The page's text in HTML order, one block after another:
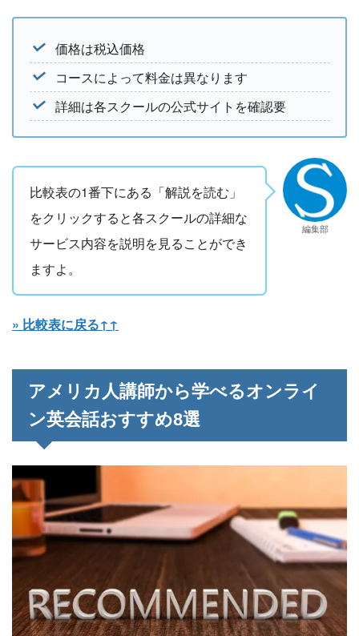
価格は税込価格
コースによって料金は異なります
詳細は各スクールの公式サイトを確認要
比較表の1番下にある「解説を読む」
をクリックすると各スクールの詳細な
サービス内容を説明を見ることができ
ますよ。
編集部
» 比較表に戻る↑↑
アメリカ人講師から学べるオンライ
ン英会話おすすめ8選